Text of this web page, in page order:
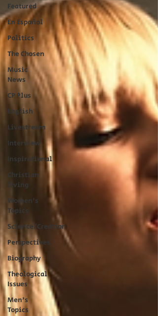
Featured
En Español
Politics
The Chosen
Music
News
CP Plus
English
Livestream
Interview
Inspirational
Christian
living
Women's
Topics
Science/Creation
Perspectives
Biography
Theological
Issues
Men's
Topics